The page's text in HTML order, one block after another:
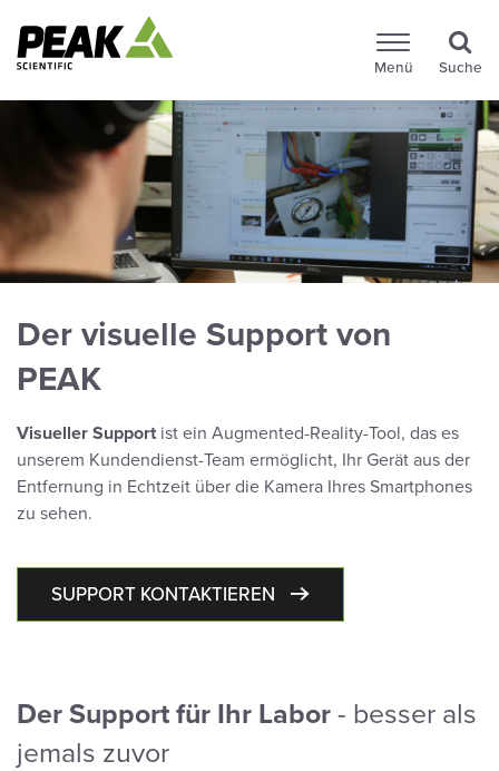
Menü Suche
Der visuelle Support von
PEAK
Visueller Support ist ein Augmented-Reality-Tool, das es
unserem Kundendienst-Team ermöglicht, Ihr Gerät aus der
Entfernung in Echtzeit über die Kamera Ihres Smartphones
zu sehen.
SUPPORT KONTAKTIEREN
Der Support für Ihr Labor - besser als
jemals zuvor